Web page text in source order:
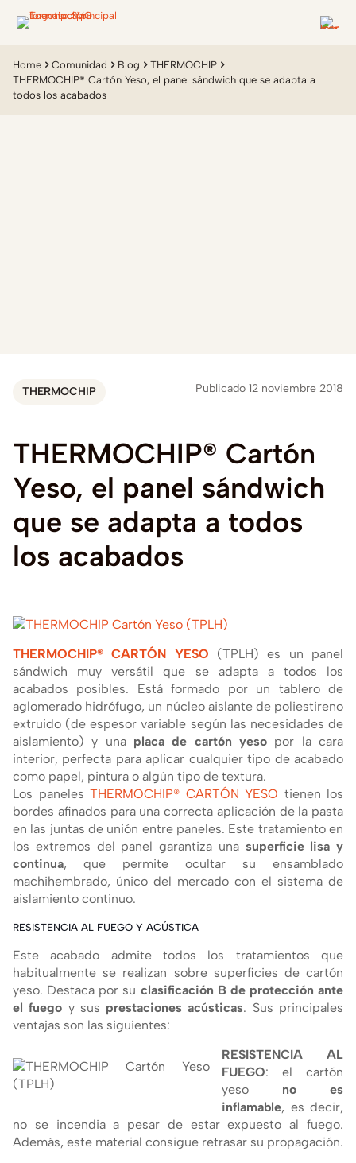
Home Comunidad Blog
THERMOCHIP
THERMOCHIP® Cartón Yeso, el panel sándwich que se adapta a
todos los acabados
THERMOCHIP Publicado 12 noviembre 2018
THERMOCHIP® Cartón
Yeso, el panel sándwich
que se adapta a todos
los acabados
THERMOCHIP® CARTÓN YESO (TPLH) es un panel
sándwich muy versátil que se adapta a todos los
acabados posibles. Está formado por un tablero de
aglomerado hidrófugo, un núcleo aislante de poliestireno
extruido (de espesor variable según las necesidades de
aislamiento) y una placa de cartón yeso por la cara
interior, perfecta para aplicar cualquier tipo de acabado
como papel, pintura o algún tipo de textura.
Los paneles THERMOCHIP® CARTÓN YESO tienen los
bordes afinados para una correcta aplicación de la pasta
en las juntas de unión entre paneles. Este tratamiento en
los extremos del panel garantiza una superficie lisa y
continua, que permite ocultar su ensamblado
machihembrado, único del mercado con el sistema de
aislamiento continuo.
RESISTENCIA AL FUEGO Y ACÚSTICA
Este acabado admite todos los tratamientos que
habitualmente se realizan sobre superficies de cartón
yeso. Destaca por su clasificación B de protección ante
el fuego y sus prestaciones acústicas. Sus principales
ventajas son las siguientes:
RESISTENCIA AL
FUEGO: el cartón
yeso no es
inflamable, es decir,
no se incendia a pesar de estar expuesto al fuego.
Además, este material consigue retrasar su propagación.